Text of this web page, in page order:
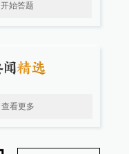
开始答题
查看更多